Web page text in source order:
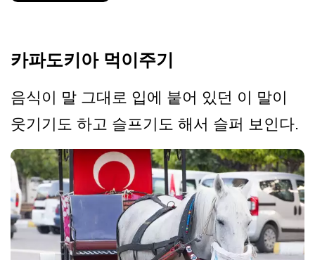
카파도키아 먹이주기
음식이 말 그대로 입에 붙어 있던 이 말이
웃기기도 하고 슬프기도 해서 슬퍼 보인다.